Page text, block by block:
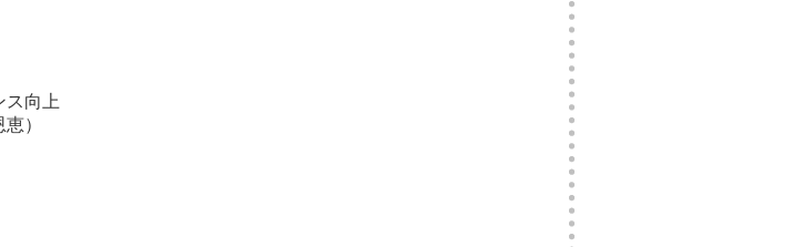
ス向上
）